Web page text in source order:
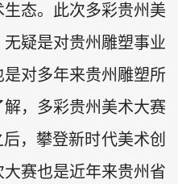
态。此次多彩贵州美
疑是对贵州雕塑事业
对多年来贵州雕塑所
，多彩贵州美术大赛
，攀登新时代美术创
赛也是近年来贵州省